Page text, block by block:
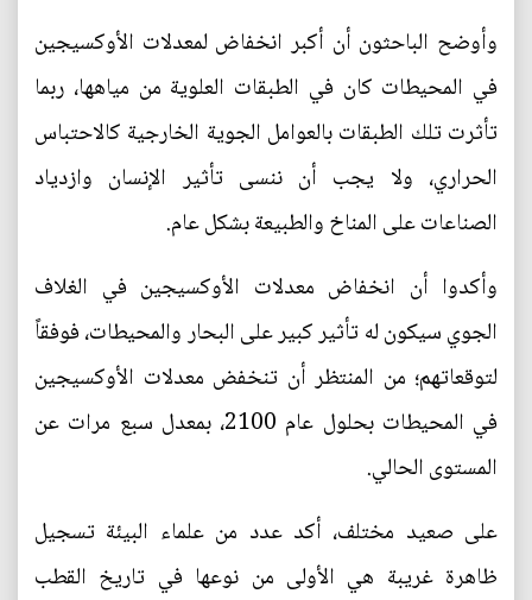
وأوضح الباحثون أن أكبر انخفاض لمعدلات الأوكسيجين
في المحيطات كان في الطبقات العلوية من مياهها، ربما
تأثرت تلك الطبقات بالعوامل الجوية الخارجية كالاحتباس
الحراري، ولا يجب أن ننسى تأثير الإنسان وازدياد
الصناعات على المناخ والطبيعة بشكل عام.
وأكدوا أن انخفاض معدلات الأوكسيجين في الغلاف
الجوي سيكون له تأثير كبير على البحار والمحيطات، فوفقاً
لتوقعاتهم؛ من المنتظر أن تنخفض معدلات الأوكسيجين
في المحيطات بحلول عام 2100، بمعدل سبع مرات عن
المستوى الحالي.
على صعيد مختلف، أكد عدد من علماء البيئة تسجيل
ظاهرة غريبة هي الأولى من نوعها في تاريخ القطب